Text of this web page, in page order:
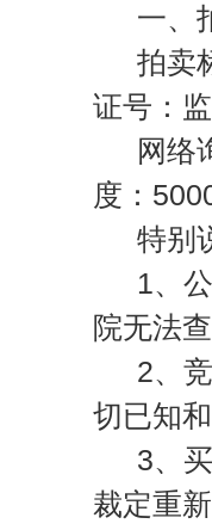
一、
拍卖
证号：
网络
度：
特别
1、
院无法
2、
切已知
3、
裁定重